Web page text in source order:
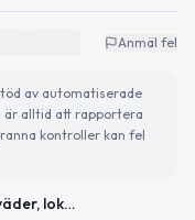
Anmäl fel
av automatiserade
är alltid att rapportera
kontroller kan fel
Dagens snabbkoll: väder, lokala evenemang och korta nyheter